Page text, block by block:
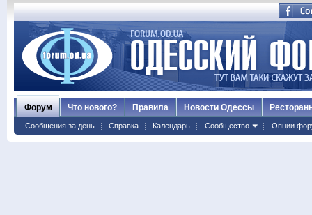
Форум
Сообщения за день Справка Календарь Сообщество Опции
Что нового? Правила Новости Одессы